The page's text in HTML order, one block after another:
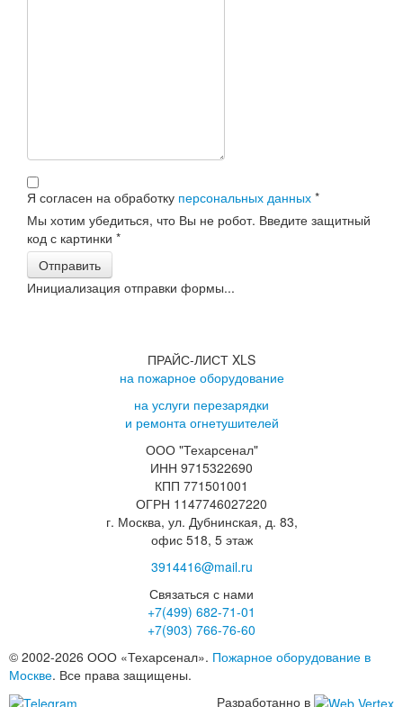
Я согласен на обработку персональных данных *
Мы хотим убедиться, что Вы не робот. Введите защитный
код с картинки *
Отправить
Инициализация отправки формы...
ПРАЙС-ЛИСТ XLS
на пожарное оборудование
на услуги перезарядки
и ремонта огнетушителей
ООО "Техарсенал"
ИНН 9715322690
КПП 771501001
ОГРН 1147746027220
г. Москва, ул. Дубнинская, д. 83,
офис 518, 5 этаж
3914416@mail.ru
Связаться с нами
+7(499) 682-71-01
+7(903) 766-76-60
© 2002-2026 ООО «Техарсенал». Пожарное оборудование в
Москве. Все права защищены.
Разработанно в